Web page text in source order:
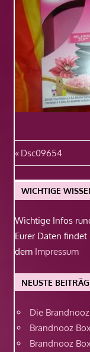
Vorheriger
Beitrag:
Dsc09654
WICHTIGE
Wichtige Infos
Eurer Daten
dem Impressum
NEUSTE
Die
Brandnooz
Brandnooz